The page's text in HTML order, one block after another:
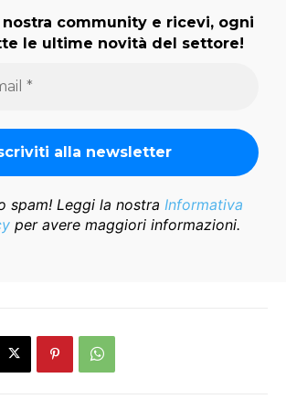
community e ricevi, ogni
le ultime novità del settore!
spam! Leggi la nostra Informativa
per avere maggiori informazioni.